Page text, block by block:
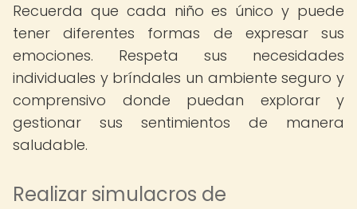
Recuerda que cada niño es único y puede
tener diferentes formas de expresar sus
emociones. Respeta sus necesidades
individuales y bríndales un ambiente seguro y
comprensivo donde puedan explorar y
gestionar sus sentimientos de manera
saludable.
Realizar simulacros de